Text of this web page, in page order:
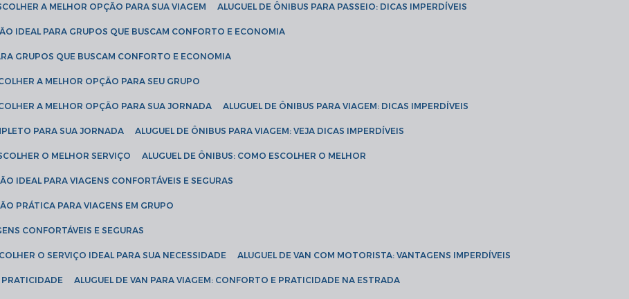
A MELHOR OPÇÃO PARA SUA VIAGEM ALUGUEL DE ÔNIBUS PARA PASSEIO: DICAS IMPERDÍVEIS
IDEAL PARA GRUPOS QUE BUSCAM CONFORTO E ECONOMIA
GRUPOS QUE BUSCAM CONFORTO E ECONOMIA
A MELHOR OPÇÃO PARA SEU GRUPO
A MELHOR OPÇÃO PARA SUA JORNADA ALUGUEL DE ÔNIBUS PARA VIAGEM: DICAS IMPERDÍVEIS
PARA SUA JORNADA ALUGUEL DE ÔNIBUS PARA VIAGEM: VEJA DICAS IMPERDÍVEIS
O MELHOR SERVIÇO ALUGUEL DE ÔNIBUS: COMO ESCOLHER O MELHOR
IDEAL PARA VIAGENS CONFORTÁVEIS E SEGURAS
PRÁTICA PARA VIAGENS EM GRUPO
CONFORTÁVEIS E SEGURAS
O SERVIÇO IDEAL PARA SUA NECESSIDADE ALUGUEL DE VAN COM MOTORISTA: VANTAGENS IMPERDÍVEIS
PRATICIDADE ALUGUEL DE VAN PARA VIAGEM: CONFORTO E PRATICIDADE NA ESTRADA